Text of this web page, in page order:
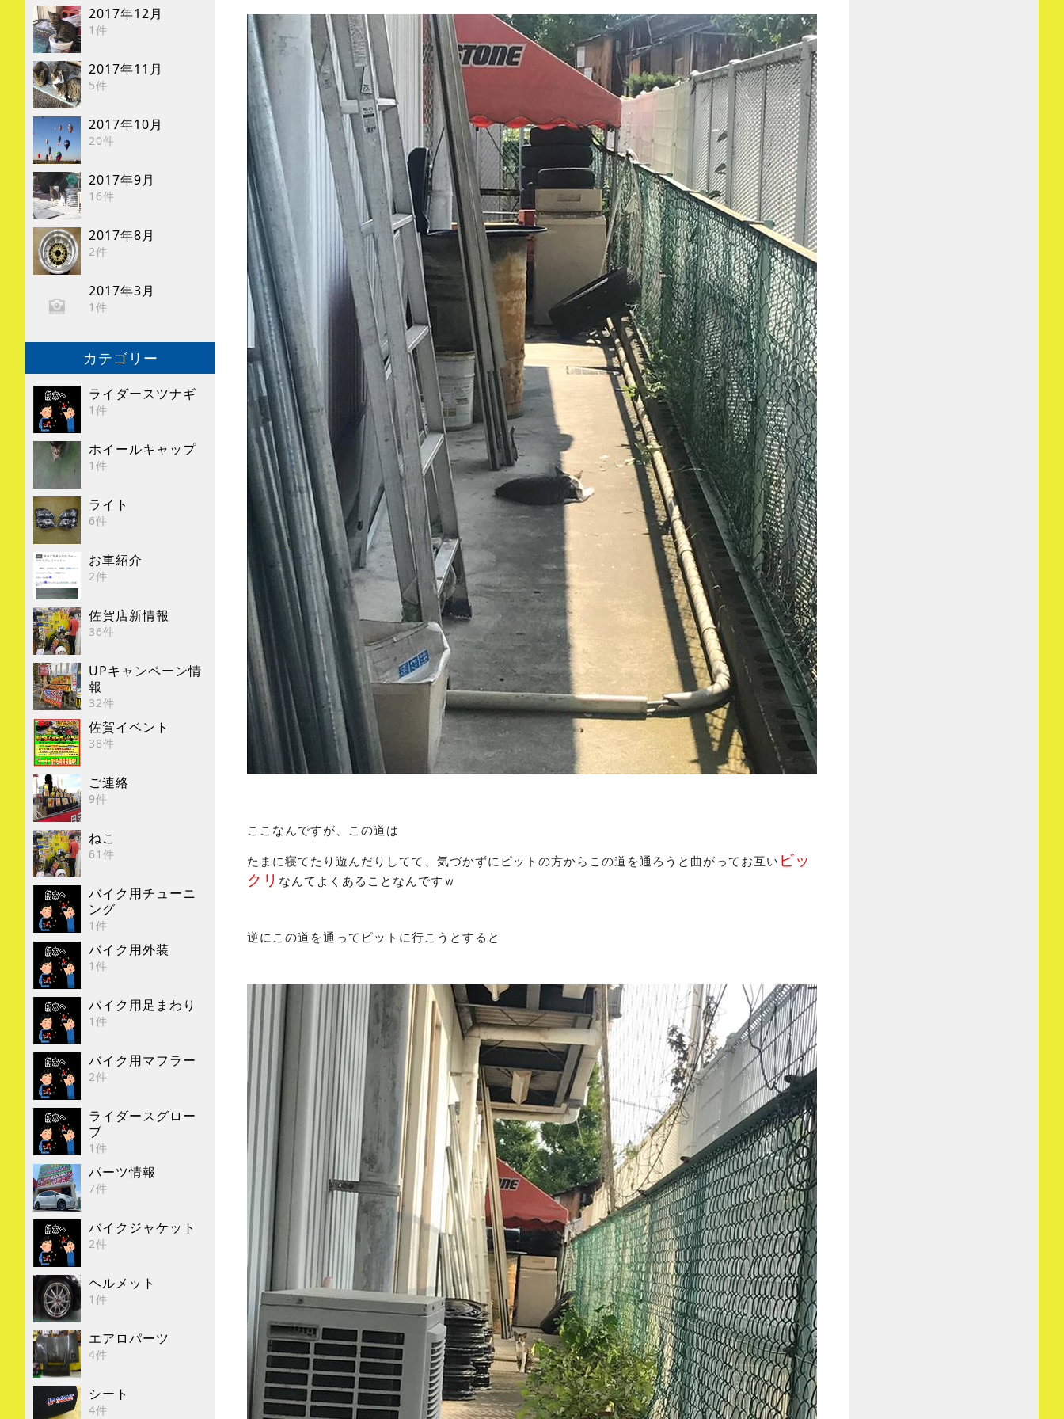
2017年12月
1件
2017年11月
5件
2017年10月
20件
2017年9月
16件
2017年8月
2件
2017年3月
1件
カテゴリー
ライダースツナギ
1件
ホイールキャップ
1件
ライト
6件
お車紹介
2件
佐賀店新情報
36件
UPキャンペーン情
報
32件
佐賀イベント
38件
ご連絡
9件
ねこ
61件
バイク用チューニ
ング
1件
バイク用外装
1件
バイク用足まわり
1件
バイク用マフラー
2件
ライダースグロー
ブ
1件
パーツ情報
7件
バイクジャケット
2件
ヘルメット
1件
エアロパーツ
4件
シート
4件
ここなんですが、この道は
たまに寝てたり遊んだりしてて、気づかずにピットの方からこの道を通ろうと曲がってお互い ビッ
クリ なんてよくあることなんですｗ
逆にこの道を通ってピットに行こうとすると